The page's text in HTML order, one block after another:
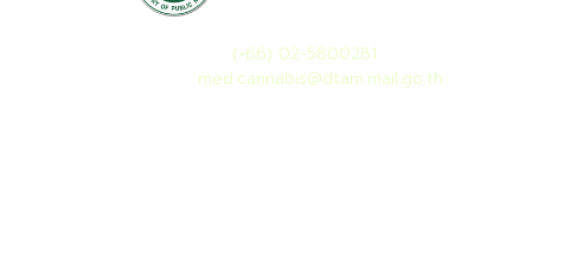
(+66) 02-5800281
med.cannabis@dtam.mail.go.th